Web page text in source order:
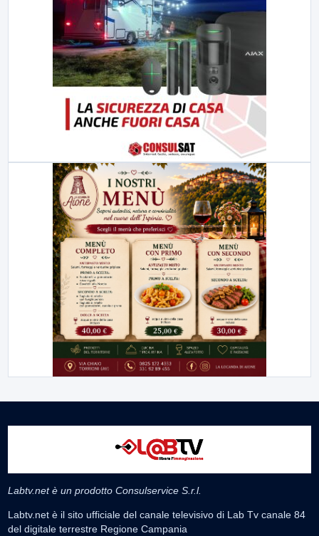
Labtv.net è un prodotto Consulservice S.r.l.
Labtv.net è il sito ufficiale del canale televisivo di Lab Tv canale 84
del digitale terrestre Regione Campania